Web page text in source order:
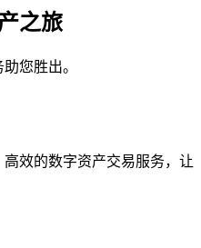
之旅
您胜出。
效的数字资产交易服务，让